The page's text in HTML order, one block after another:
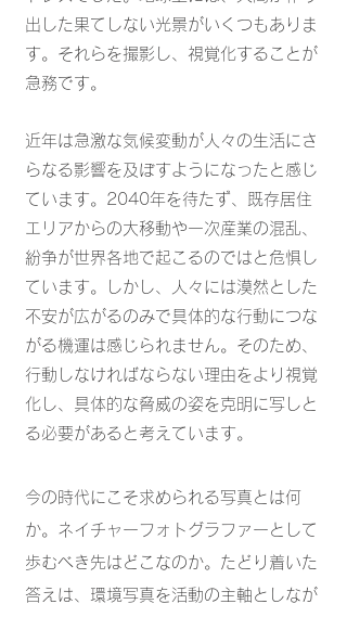
出した果てしない光景がいくつもありま
す。それらを撮影し、視覚化することが
急務です。
近年は急激な気候変動が人々の生活にさ
らなる影響を及ぼすようになったと感じ
ています。2040年を待たず、既存居住
エリアからの大移動や一次産業の混乱、
紛争が世界各地で起こるのではと危惧し
ています。しかし、人々には漠然とした
不安が広がるのみで具体的な行動につな
がる機運は感じられません。そのため、
行動しなければならない理由をより視覚
化し、具体的な脅威の姿を克明に写しと
る必要があると考えています。
今の時代にこそ求められる写真とは何
か。ネイチャーフォトグラファーとして
歩むべき先はどこなのか。たどり着いた
答えは、環境写真を活動の主軸としなが